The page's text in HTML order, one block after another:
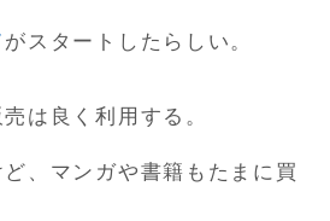
がスタートしたらしい。
は良く利用する。
、マンガや書籍もたまに買